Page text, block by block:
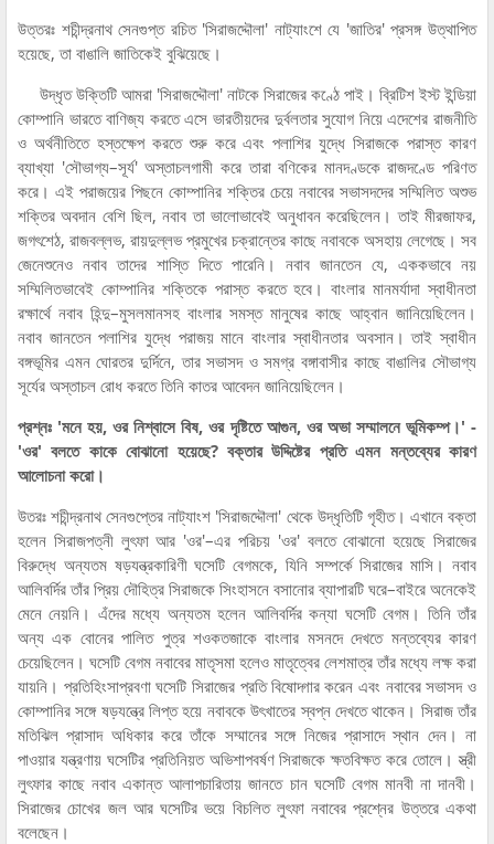
উত্তরঃ শচীন্দ্রনাথ সেনগুপ্ত রচিত 'সিরাজদ্দৌলা' নাট্যাংশে যে 'জাতির' প্রসঙ্গ উত্থাপিত
হয়েছে, তা বাঙালি জাতিকেই বুঝিয়েছে।
উদ্ধৃত উক্তিটি আমরা 'সিরাজদ্দৌলা' নাটকে সিরাজের কণ্ঠে পাই। ব্রিটিশ ইস্ট ইন্ডিয়া
কোম্পানি ভারতে বাণিজ্য করতে এসে ভারতীয়দের দুর্বলতার সুযোগ নিয়ে এদেশের রাজনীতি
ও অর্থনীতিতে হস্তক্ষেপ করতে শুরু করে এবং পলাশির যুদ্ধে সিরাজকে পরাস্ত কারণ
ব্যাখ্যা 'সৌভাগ্য–সূর্য' অস্তাচলগামী করে তারা বণিকের মানদণ্ডকে রাজদণ্ডে পরিণত
করে। এই পরাজয়ের পিছনে কোম্পানির শক্তির চেয়ে নবাবের সভাসদদের সম্মিলিত অশুভ
শক্তির অবদান বেশি ছিল, নবাব তা ভালোভাবেই অনুধাবন করেছিলেন। তাই মীরজাফর,
জগৎশেঠ, রাজবল্লভ, রায়দুল্লভ প্রমুখের চক্রান্তের কাছে নবাবকে অসহায় লেগেছে। সব
জেনেশুনেও নবাব তাদের শাস্তি দিতে পারেনি। নবাব জানতেন যে, এককভাবে নয়
সম্মিলিতভাবেই কোম্পানির শক্তিকে পরাস্ত করতে হবে। বাংলার মানমর্যাদা স্বাধীনতা
রক্ষার্থে নবাব হিন্দু–মুসলমানসহ বাংলার সমস্ত মানুষের কাছে আহ্বান জানিয়েছিলেন।
নবাব জানতেন পলাশির যুদ্ধে পরাজয় মানে বাংলার স্বাধীনতার অবসান। তাই স্বাধীন
বঙ্গভূমির এমন ঘোরতর দুর্দিনে, তার সভাসদ ও সমগ্র বঙ্গাবাসীর কাছে বাঙালির সৌভাগ্য
সূর্যের অস্তাচল রোধ করতে তিনি কাতর আবেদন জানিয়েছিলেন।
প্রশ্নঃ 'মনে হয়, ওর নিশ্বাসে বিষ, ওর দৃষ্টিতে আগুন, ওর অভা সম্মালনে ভূমিকম্প।' -
'ওর' বলতে কাকে বোঝানো হয়েছে? বক্তার উদ্দিষ্টের প্রতি এমন মন্তব্যের কারণ
আলোচনা করো।
উতরঃ শচীন্দ্রনাথ সেনগুপ্তের নাট্যাংশ 'সিরাজদ্দৌলা' থেকে উদ্ধৃতিটি গৃহীত। এখানে বক্তা
হলেন সিরাজপত্নী লুৎফা আর 'ওর'–এর পরিচয় 'ওর' বলতে বোঝানো হয়েছে সিরাজের
বিরুদ্ধে অন্যতম ষড়যন্ত্রকারিণী ঘসেটি বেগমকে, যিনি সম্পর্কে সিরাজের মাসি। নবাব
আলিবর্দির তাঁর প্রিয় দৌহিত্র সিরাজকে সিংহাসনে বসানোর ব্যাপারটি ঘরে–বাইরে অনেকেই
মেনে নেয়নি। এঁদের মধ্যে অন্যতম হলেন আলিবর্দির কন্যা ঘসেটি বেগম। তিনি তাঁর
অন্য এক বোনের পালিত পুত্র শওকতজাকে বাংলার মসনদে দেখতে মন্তব্যের কারণ
চেয়েছিলেন। ঘসেটি বেগম নবাবের মাতৃসমা হলেও মাতৃত্বের লেশমাত্র তাঁর মধ্যে লক্ষ করা
যায়নি। প্রতিহিংসাপ্রবণা ঘসেটি সিরাজের প্রতি বিষোদ্গার করেন এবং নবাবের সভাসদ ও
কোম্পানির সঙ্গে ষড়যন্ত্রে লিপ্ত হয়ে নবাবকে উৎখাতের স্বপ্ন দেখতে থাকেন। সিরাজ তাঁর
মতিঝিল প্রাসাদ অধিকার করে তাঁকে সম্মানের সঙ্গে নিজের প্রাসাদে স্থান দেন। না
পাওয়ার যন্ত্রণায় ঘসেটির প্রতিনিয়ত অভিশাপবর্ষণ সিরাজকে ক্ষতবিক্ষত করে তোলে। স্ত্রী
লুৎফার কাছে নবাব একান্ত আলাপচারিতায় জানতে চান ঘসেটি বেগম মানবী না দানবী।
সিরাজের চোখের জল আর ঘসেটির ভয়ে বিচলিত লুৎফা নবাবের প্রশ্নের উত্তরে একথা
বলেছেন।